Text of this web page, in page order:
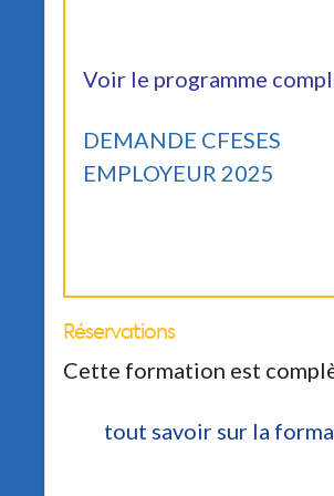
Voir le programme
DEMANDE CFESES
EMPLOYEUR 2025
Réservations
Cette formation est
tout savoir sur la